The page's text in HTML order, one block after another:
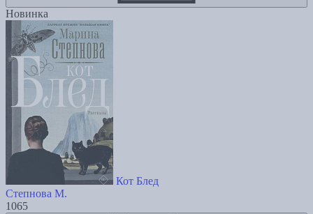
Новинка
Кот Блед
Степнова М.
1065